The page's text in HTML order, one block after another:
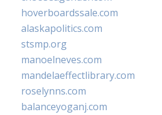
hoverboardssale.com
alaskapolitics.com
stsmp.org
manoelneves.com
mandelaeffectlibrary.com
roselynns.com
balanceyoganj.com